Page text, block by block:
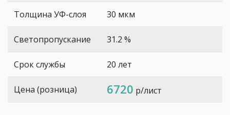
Толщина УФ-слоя 30 мкм
Светопропускание 31.2 %
Срок службы 20 лет
Цена (розница) 6720 р/лист